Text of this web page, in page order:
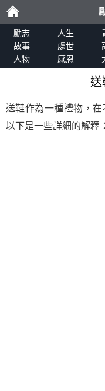
勵
志
勵志 人生
故事
處世
人物
感恩
送
送鞋作為一種禮物，
以下是一些詳細的解釋：